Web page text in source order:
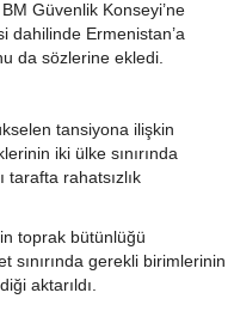
Güvenlik Konseyi’ne
dahilinde Ermenistan’a
da sözlerine ekledi.
tansiyona ilişkin
iki ülke sınırında
tarafta rahatsızlık
toprak bütünlüğü
sınırında gerekli birimlerinin
aktarıldı.